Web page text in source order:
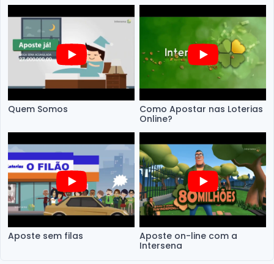
Quem Somos
Como Apostar nas Loterias
Online?
Aposte sem filas
Aposte on-line com a
Intersena